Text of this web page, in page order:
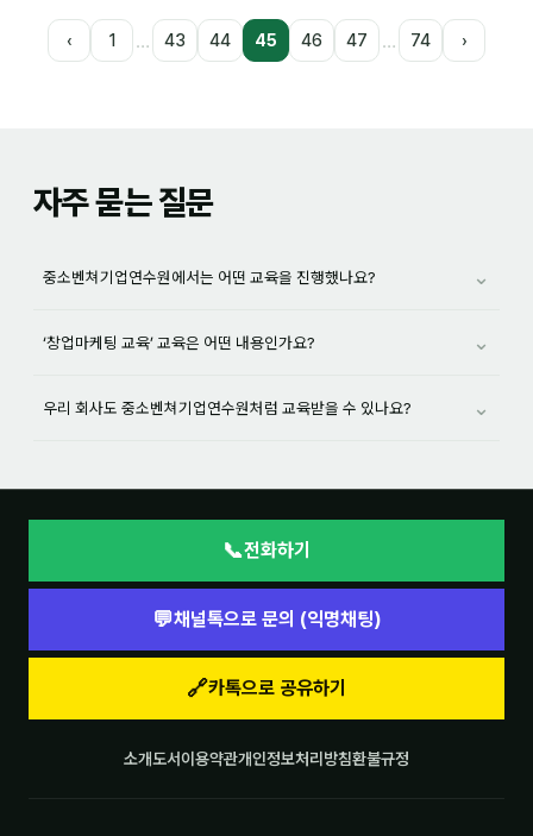
‹ 1 … 43 44 45 46 47 … 74 ›
자주 묻는 질문
중소벤쳐기업연수원에서는 어떤 교육을 진행했나요? ⌄
‘창업마케팅 교육’ 교육은 어떤 내용인가요? ⌄
우리 회사도 중소벤쳐기업연수원처럼 교육받을 수 있나요? ⌄
📞전화하기
💬채널톡으로 문의 (익명채팅)
🔗카톡으로 공유하기
소개도서이용약관개인정보처리방침환불규정